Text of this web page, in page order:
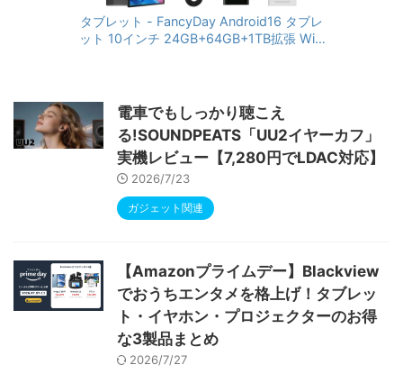
タブレット - FancyDay Android16 タブレ
ット 10インチ 24GB+64GB+1TB拡張 WiFi
RGBライト 児童守護 IPS画面 日本語説明書
電車でもしっかり聴こえ
る!SOUNDPEATS「UU2イヤーカフ」
実機レビュー【7,280円でLDAC対応】
2026/7/23
ガジェット関連
【Amazonプライムデー】Blackview
でおうちエンタメを格上げ！タブレッ
ト・イヤホン・プロジェクターのお得
な3製品まとめ
2026/7/27